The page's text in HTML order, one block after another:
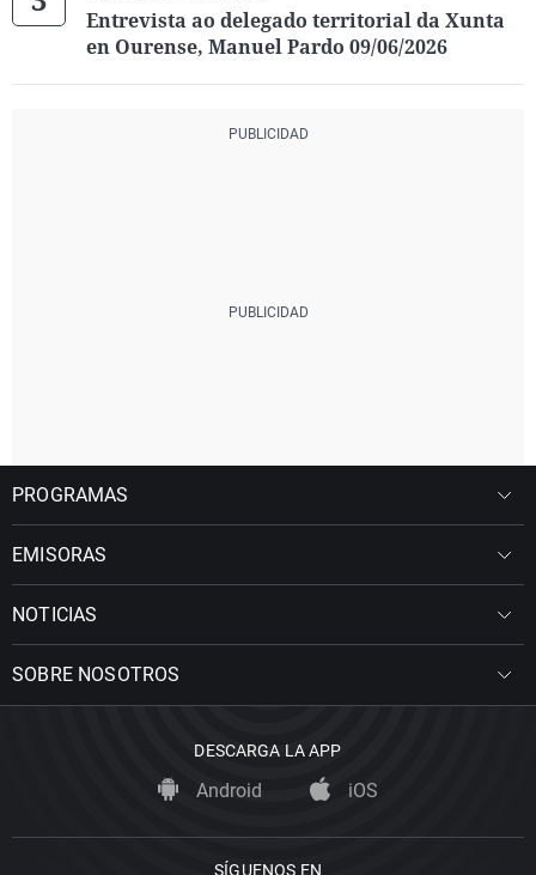
Entrevista ao delegado territorial da Xunta
en Ourense, Manuel Pardo 09/06/2026
PROGRAMAS
EMISORAS
NOTICIAS
SOBRE NOSOTROS
DESCARGA LA APP
Android iOS
SÍGUENOS EN